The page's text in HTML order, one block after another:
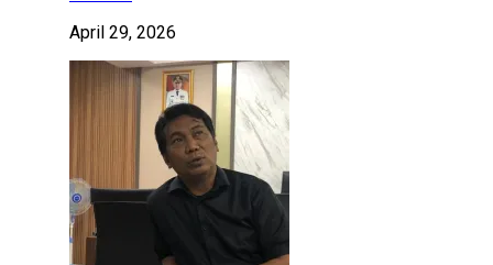
April 29, 2026